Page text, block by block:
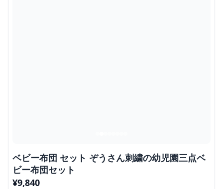
ベビー布団 セット ぞうさん刺繍の幼児園三点ベ
ビー布団セット
¥9,840